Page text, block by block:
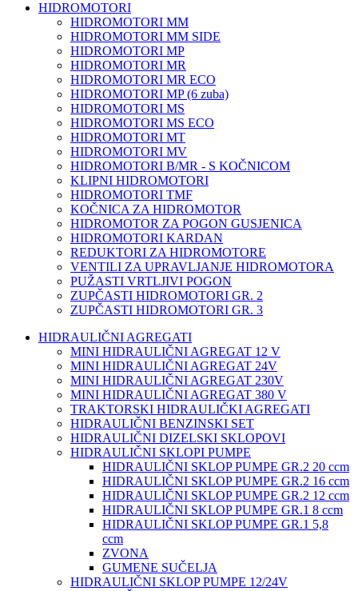
HIDROMOTORI
HIDROMOTORI MM
HIDROMOTORI MM SIDE
HIDROMOTORI MP
HIDROMOTORI MR
HIDROMOTORI MR ECO
HIDROMOTORI MP (6 zuba)
HIDROMOTORI MS
HIDROMOTORI MS ECO
HIDROMOTORI MT
HIDROMOTORI MV
HIDROMOTORI B/MR - S KOČNICOM
KLIPNI HIDROMOTORI
HIDROMOTORI TMF
KOČNICA ZA HIDROMOTOR
HIDROMOTOR ZA POGON GUSJENICA
HIDROMOTORI KARDAN
REDUKTORI ZA HIDROMOTORE
VENTILI ZA UPRAVLJANJE HIDROMOTORA
PUŽASTI VRTLJIVI POGON
ZUPČASTI HIDROMOTORI GR. 2
ZUPČASTI HIDROMOTORI GR. 3
HIDRAULIČNI AGREGATI
MINI HIDRAULIČNI AGREGAT 12 V
MINI HIDRAULIČNI AGREGAT 24V
MINI HIDRAULIČNI AGREGAT 230V
MINI HIDRAULIČNI AGREGAT 380 V
TRAKTORSKI HIDRAULIČKI AGREGATI
HIDRAULIČNI BENZINSKI SET
HIDRAULIČNI DIZELSKI SKLOPOVI
HIDRAULIČNI SKLOPI PUMPE
HIDRAULIČNI SKLOP PUMPE GR.2 20 ccm
HIDRAULIČNI SKLOP PUMPE GR.2 16 ccm
HIDRAULIČNI SKLOP PUMPE GR.2 12 ccm
HIDRAULIČNI SKLOP PUMPE GR.1 8 ccm
HIDRAULIČNI SKLOP PUMPE GR.1 5,8
ccm
ZVONA
GUMENE SUČELJA
HIDRAULIČNI SKLOP PUMPE 12/24V